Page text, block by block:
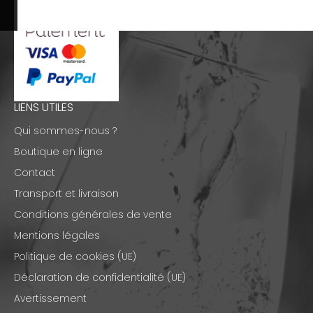
LIENS UTILES
Qui sommes-nous ?
Boutique en ligne
Contact
Transport et livraison
Conditions générales de vente
Mentions légales
Politique de cookies (UE)
Déclaration de confidentialité (UE)
Avertissement